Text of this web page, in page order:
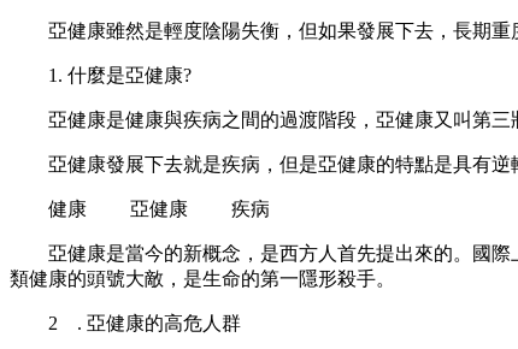
亞健康雖然是輕度陰陽失衡，但如果發展下去，長期重
1. 什麼是亞健康?
亞健康是健康與疾病之間的過渡階段，亞健康又叫第三
亞健康發展下去就是疾病，但是亞健康的特點是具有逆
健康 亞健康 疾病
亞健康是當今的新概念，是西方人首先提出來的。國際
類健康的頭號大敵，是生命的第一隱形殺手。
2 . 亞健康的高危人群